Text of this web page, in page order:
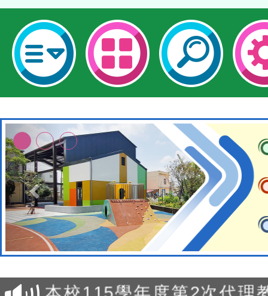
本校115學年度第1次鐘點
招考甄選結果公告(尚有缺
本校115學年度第2次代理